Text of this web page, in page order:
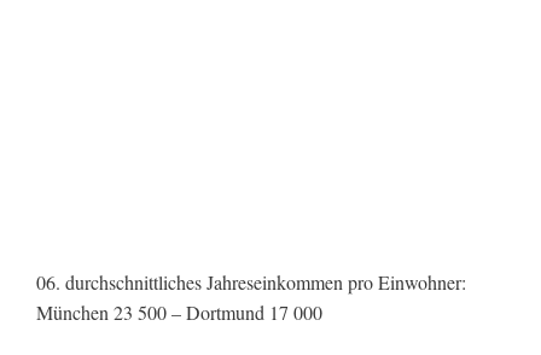
06. durchschnittliches Jahreseinkommen pro Einwohner:
München 23 500 – Dortmund 17 000